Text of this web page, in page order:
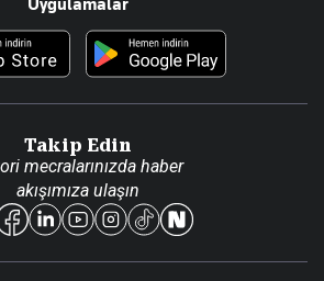
Uygulamalar
Takip Edin
mecralarınızda haber
akışımıza ulaşın